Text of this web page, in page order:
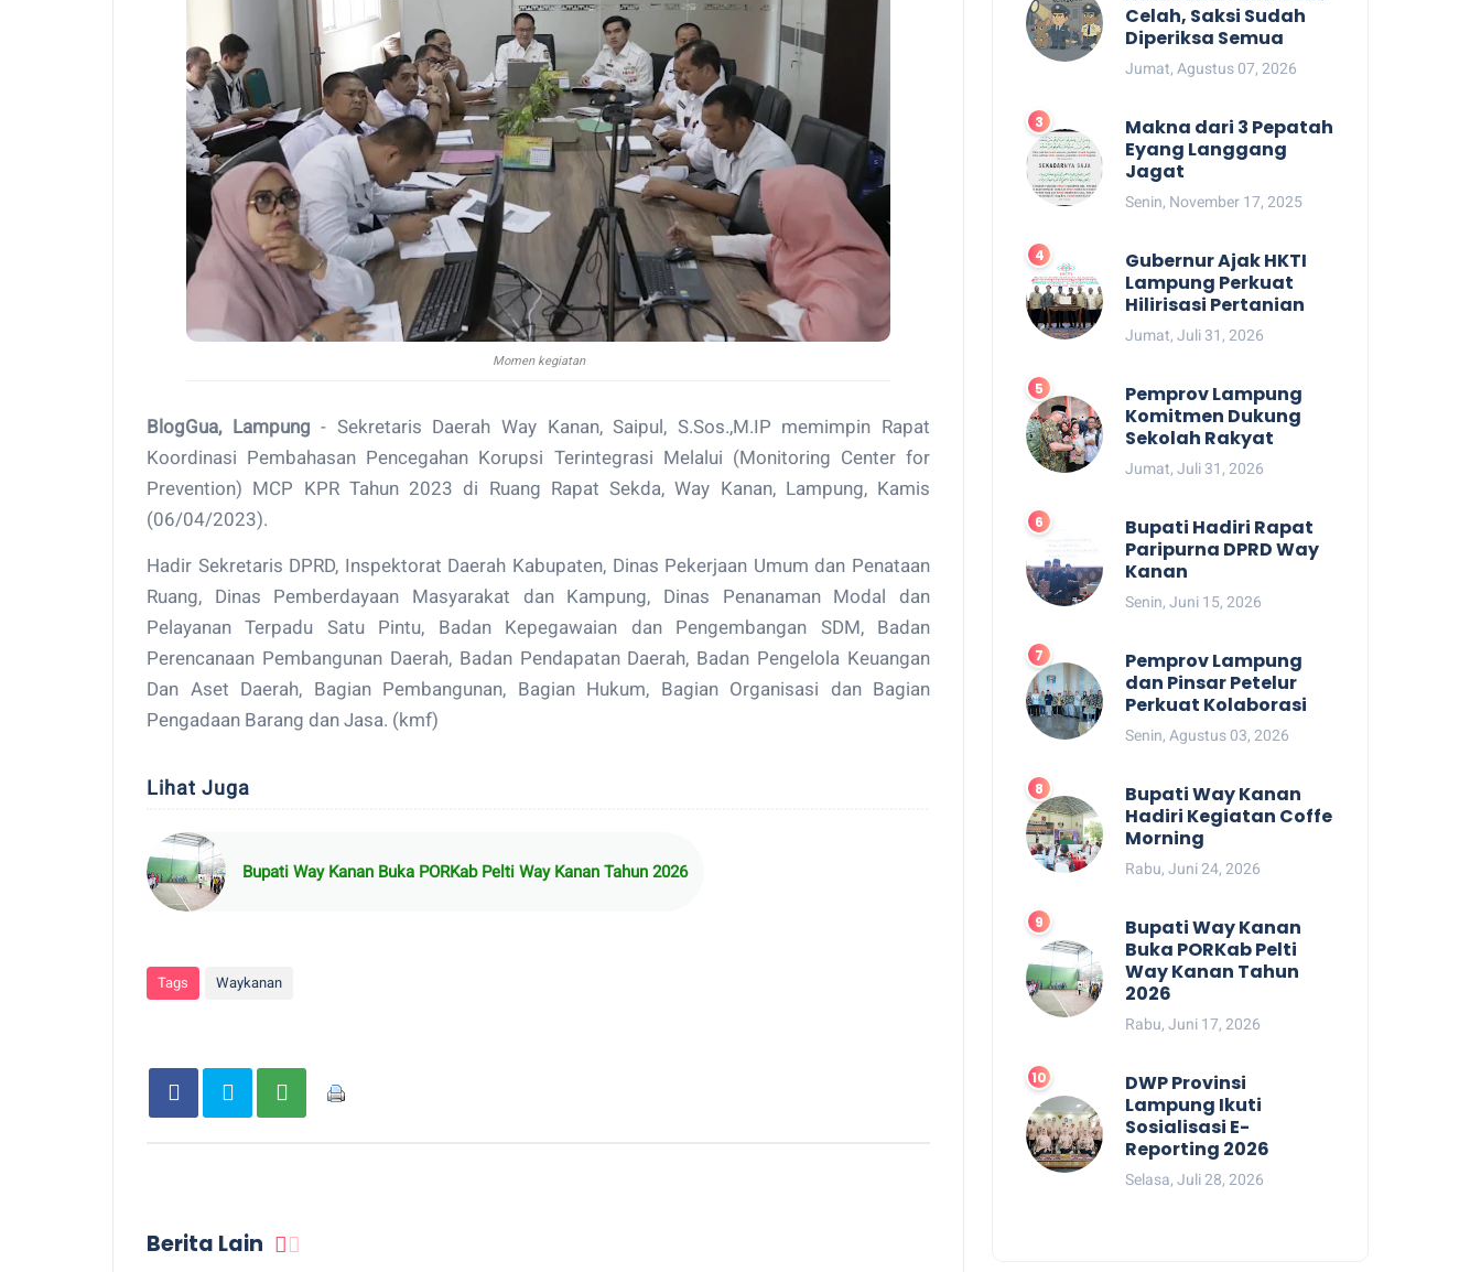
Momen kegiatan
BlogGua, Lampung - Sekretaris Daerah Way Kanan, Saipul, S.Sos.,M.IP memimpin Rapat
Koordinasi Pembahasan Pencegahan Korupsi Terintegrasi Melalui (Monitoring Center for
Prevention) MCP KPR Tahun 2023 di Ruang Rapat Sekda, Way Kanan, Lampung, Kamis
(06/04/2023).
Hadir Sekretaris DPRD, Inspektorat Daerah Kabupaten, Dinas Pekerjaan Umum dan Penataan
Ruang, Dinas Pemberdayaan Masyarakat dan Kampung, Dinas Penanaman Modal dan
Pelayanan Terpadu Satu Pintu, Badan Kepegawaian dan Pengembangan SDM, Badan
Perencanaan Pembangunan Daerah, Badan Pendapatan Daerah, Badan Pengelola Keuangan
Dan Aset Daerah, Bagian Pembangunan, Bagian Hukum, Bagian Organisasi dan Bagian
Pengadaan Barang dan Jasa. (kmf)
Lihat Juga
Bupati Way Kanan Buka PORKab Pelti Way Kanan Tahun 2026
Tags Waykanan
Berita Lain
Celah, Saksi Sudah
Diperiksa Semua
Jumat, Agustus 07, 2026
Makna dari 3 Pepatah
Eyang Langgang
Jagat
Senin, November 17, 2025
Gubernur Ajak HKTI
Lampung Perkuat
Hilirisasi Pertanian
Jumat, Juli 31, 2026
Pemprov Lampung
Komitmen Dukung
Sekolah Rakyat
Jumat, Juli 31, 2026
Bupati Hadiri Rapat
Paripurna DPRD Way
Kanan
Senin, Juni 15, 2026
Pemprov Lampung
dan Pinsar Petelur
Perkuat Kolaborasi
Senin, Agustus 03, 2026
Bupati Way Kanan
Hadiri Kegiatan Coffe
Morning
Rabu, Juni 24, 2026
Bupati Way Kanan
Buka PORKab Pelti
Way Kanan Tahun
2026
Rabu, Juni 17, 2026
DWP Provinsi
Lampung Ikuti
Sosialisasi E-
Reporting 2026
Selasa, Juli 28, 2026